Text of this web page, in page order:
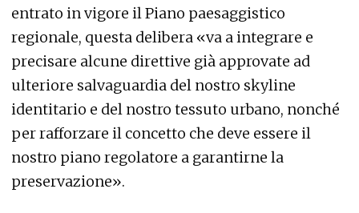
entrato in vigore il Piano paesaggistico
regionale, questa delibera «va a integrare e
precisare alcune direttive già approvate ad
ulteriore salvaguardia del nostro skyline
identitario e del nostro tessuto urbano, nonché
per rafforzare il concetto che deve essere il
nostro piano regolatore a garantirne la
preservazione».